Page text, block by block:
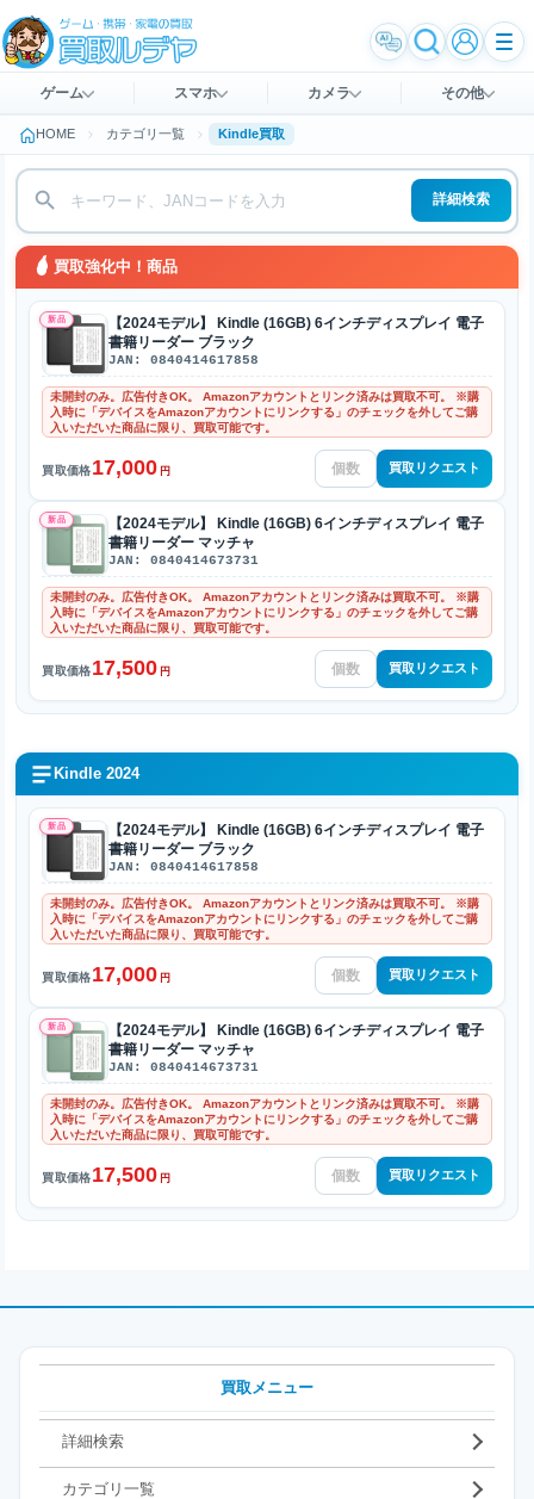
ゲーム スマホ カメラ その他
HOME カテゴリ一覧 Kindle買取
詳細検索
買取強化中！商品
新品
【2024モデル】 Kindle (16GB) 6インチディスプレイ 電子
書籍リーダー ブラック
JAN: 0840414617858
未開封のみ。広告付きOK。 Amazonアカウントとリンク済みは買取不可。 ※購
入時に「デバイスをAmazonアカウントにリンクする」のチェックを外してご購
入いただいた商品に限り、買取可能です。
買取価格17,000 円 買取リクエスト
新品
【2024モデル】 Kindle (16GB) 6インチディスプレイ 電子
書籍リーダー マッチャ
JAN: 0840414673731
未開封のみ。広告付きOK。 Amazonアカウントとリンク済みは買取不可。 ※購
入時に「デバイスをAmazonアカウントにリンクする」のチェックを外してご購
入いただいた商品に限り、買取可能です。
買取価格17,500 円 買取リクエスト
Kindle 2024
新品
【2024モデル】 Kindle (16GB) 6インチディスプレイ 電子
書籍リーダー ブラック
JAN: 0840414617858
未開封のみ。広告付きOK。 Amazonアカウントとリンク済みは買取不可。 ※購
入時に「デバイスをAmazonアカウントにリンクする」のチェックを外してご購
入いただいた商品に限り、買取可能です。
買取価格17,000 円 買取リクエスト
新品
【2024モデル】 Kindle (16GB) 6インチディスプレイ 電子
書籍リーダー マッチャ
JAN: 0840414673731
未開封のみ。広告付きOK。 Amazonアカウントとリンク済みは買取不可。 ※購
入時に「デバイスをAmazonアカウントにリンクする」のチェックを外してご購
入いただいた商品に限り、買取可能です。
買取価格17,500 円 買取リクエスト
買取メニュー
詳細検索
カテゴリ一覧